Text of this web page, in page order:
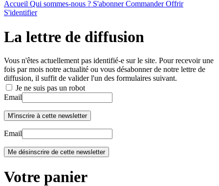
Accueil Qui sommes-nous ? S'abonnerCommanderOffrir
S'identifier
La lettre de diffusion
Vous n'êtes actuellement pas identifié-e sur le site. Pour recevoir une
fois par mois notre actualité ou vous désabonner de notre lettre de
diffusion, il suffit de valider l'un des formulaires suivant.
Je ne suis pas un robot
Email
Email
Votre panier